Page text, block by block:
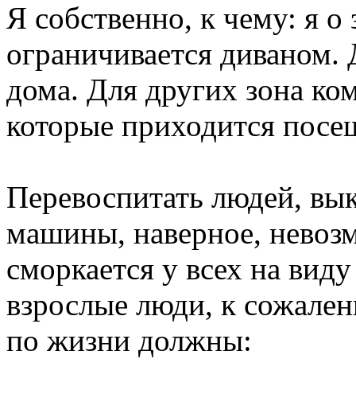
Я собственно, к чему: я о
ограничивается диваном.
дома. Для других зона
которые приходится
Перевоспитать людей,
машины, наверное,
сморкается у всех на
взрослые люди, к
по жизни должны: